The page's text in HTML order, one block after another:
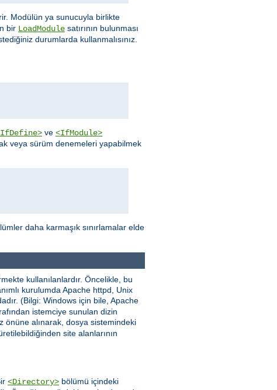
Modülün ya sunucuyla birlikte
bir LoadModule satırının bulunması
durumlarda kullanmalısınız.
ve <IfModule>
veya sürüm denemeleri yapabilmek
daha karmaşık sınırlamalar elde
kullanılanlardır. Öncelikle, bu
kurulumda Apache httpd, Unix
(Bilgi: Windows için bile, Apache
istemciye sunulan dizin
önüne alınarak, dosya sistemindeki
site alanlarının
<Directory> bölümü içindeki